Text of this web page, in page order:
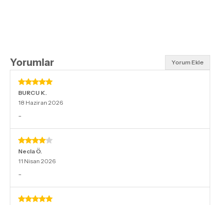
Yorumlar Yorum Ekle
BURCU K.
18 Haziran 2026
-
Necla Ö.
11 Nisan 2026
-